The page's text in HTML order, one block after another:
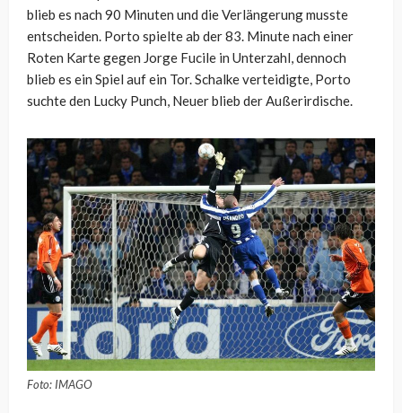
blieb es nach 90 Minuten und die Verlängerung musste
entscheiden. Porto spielte ab der 83. Minute nach einer
Roten Karte gegen Jorge Fucile in Unterzahl, dennoch
blieb es ein Spiel auf ein Tor. Schalke verteidigte, Porto
suchte den Lucky Punch, Neuer blieb der Außerirdische.
Foto: IMAGO